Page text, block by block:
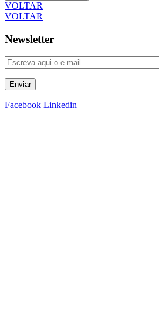
VOLTAR
VOLTAR
Newsletter
Enviar
Facebook Linkedin